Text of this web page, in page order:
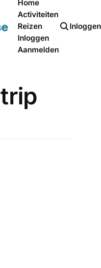
Home
Activiteiten
Reizen
Inloggen
Aanmelden
Inloggen